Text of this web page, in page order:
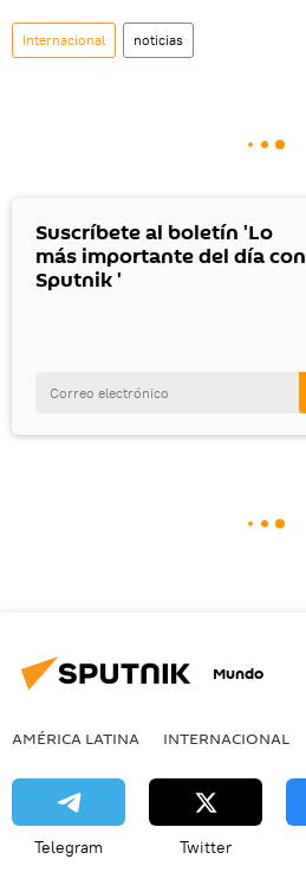
Internacional noticias
Suscríbete al boletín 'Lo
más importante del día con
Sputnik '
Mundo
AMÉRICA LATINA INTERNACIONAL
Telegram Twitter